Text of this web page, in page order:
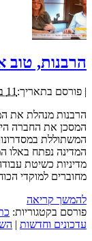
הרבנות, טוב
| פורסם בתאריך: 11 במאי 2013
הרבנות מנהלת את
המסכן את החברה
המשתוללת
המדינה נפתח באלו
מדיניות כשיטת
מחוברים למוקדי
להמשך קריאה
פורסם בקטגוריות:
עדכונים וחדשות |